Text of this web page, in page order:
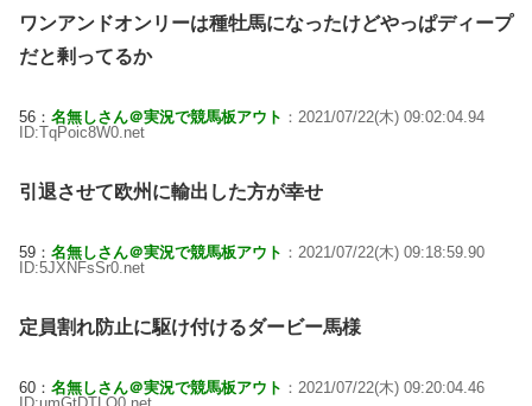
ワンアンドオンリーは種牡馬になったけどやっぱディープ
だと剰ってるか
56： 名無しさん＠実況で競馬板アウト ：2021/07/22(木) 09:02:04.94
ID:TqPoic8W0.net
引退させて欧州に輸出した方が幸せ
59： 名無しさん＠実況で競馬板アウト ：2021/07/22(木) 09:18:59.90
ID:5JXNFsSr0.net
定員割れ防止に駆け付けるダービー馬様
60： 名無しさん＠実況で競馬板アウト ：2021/07/22(木) 09:20:04.46